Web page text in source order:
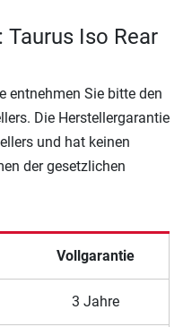
Taurus Iso Rear
entnehmen Sie bitte den
Die Herstellergarantie
und hat keinen
der gesetzlichen
Vollgarantie
3 Jahre